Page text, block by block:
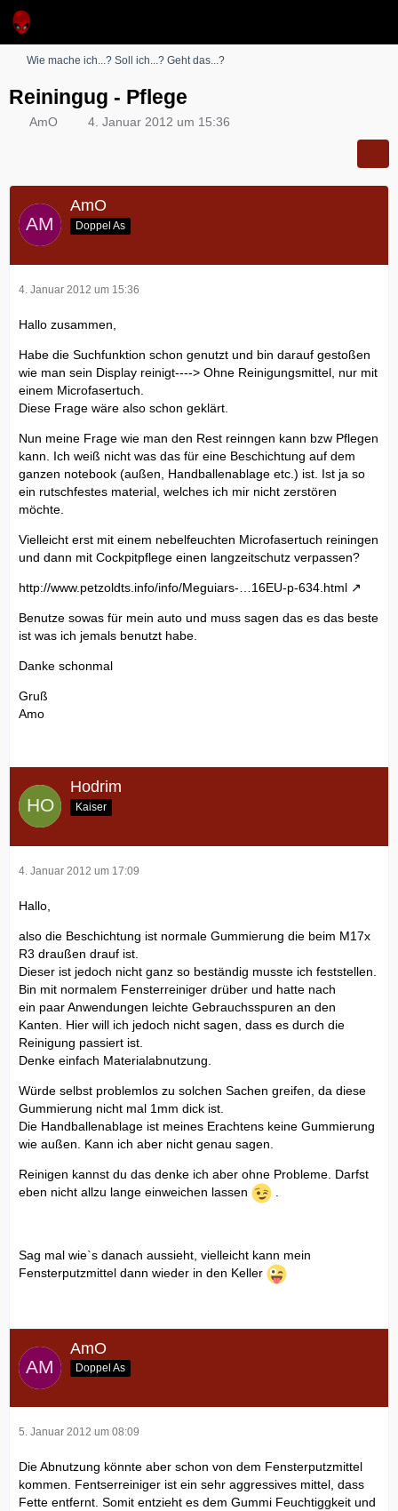
Wie mache ich...? Soll ich...? Geht das...?
Reiningug - Pflege
AmO 4. Januar 2012 um 15:36
AmO
Doppel As
4. Januar 2012 um 15:36
Hallo zusammen,
Habe die Suchfunktion schon genutzt und bin darauf gestoßen
wie man sein Display reinigt----> Ohne Reinigungsmittel, nur mit
einem Microfasertuch.
Diese Frage wäre also schon geklärt.
Nun meine Frage wie man den Rest reinngen kann bzw Pflegen
kann. Ich weiß nicht was das für eine Beschichtung auf dem
ganzen notebook (außen, Handballenablage etc.) ist. Ist ja so
ein rutschfestes material, welches ich mir nicht zerstören
möchte.
Vielleicht erst mit einem nebelfeuchten Microfasertuch reiningen
und dann mit Cockpitpflege einen langzeitschutz verpassen?
http://www.petzoldts.info/info/Meguiars-…16EU-p-634.html
Benutze sowas für mein auto und muss sagen das es das beste
ist was ich jemals benutzt habe.
Danke schonmal
Gruß
Amo
Hodrim
Kaiser
4. Januar 2012 um 17:09
Hallo,
also die Beschichtung ist normale Gummierung die beim M17x
R3 draußen drauf ist.
Dieser ist jedoch nicht ganz so beständig musste ich feststellen.
Bin mit normalem Fensterreiniger drüber und hatte nach
ein paar Anwendungen leichte Gebrauchsspuren an den
Kanten. Hier will ich jedoch nicht sagen, dass es durch die
Reinigung passiert ist.
Denke einfach Materialabnutzung.
Würde selbst problemlos zu solchen Sachen greifen, da diese
Gummierung nicht mal 1mm dick ist.
Die Handballenablage ist meines Erachtens keine Gummierung
wie außen. Kann ich aber nicht genau sagen.
Reinigen kannst du das denke ich aber ohne Probleme. Darfst
eben nicht allzu lange einweichen lassen
Sag mal wie`s danach aussieht, vielleicht kann mein
Fensterputzmittel dann wieder in den Keller
AmO
Doppel As
5. Januar 2012 um 08:09
Die Abnutzung könnte aber schon von dem Fensterputzmittel
kommen. Fentserreiniger ist ein sehr aggressives mittel, dass
Fette entfernt. Somit entzieht es dem Gummi Feuchtiggkeit und